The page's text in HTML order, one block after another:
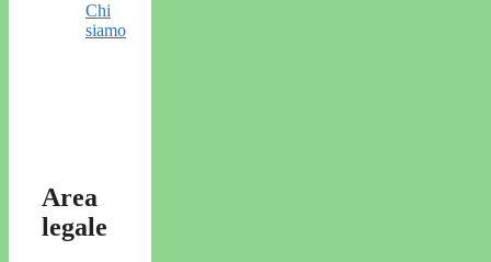
Chi
siamo
Area
legale